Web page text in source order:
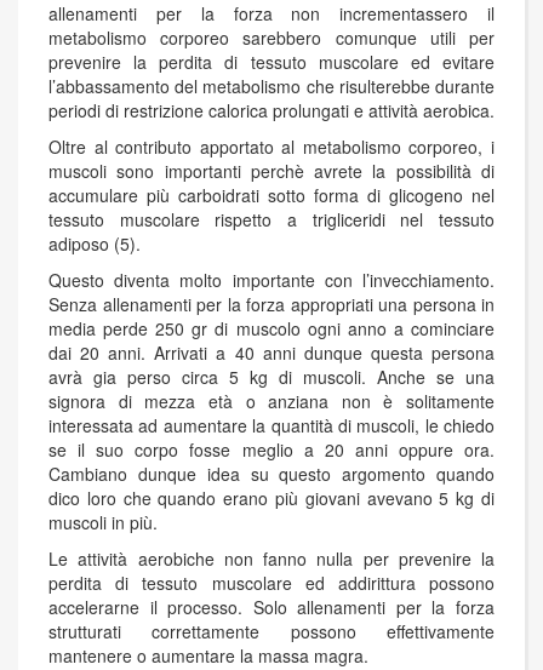
allenamenti per la forza non incrementassero il
metabolismo corporeo sarebbero comunque utili per
prevenire la perdita di tessuto muscolare ed evitare
l’abbassamento del metabolismo che risulterebbe durante
periodi di restrizione calorica prolungati e attività aerobica.
Oltre al contributo apportato al metabolismo corporeo, i
muscoli sono importanti perchè avrete la possibilità di
accumulare più carboidrati sotto forma di glicogeno nel
tessuto muscolare rispetto a trigliceridi nel tessuto
adiposo (5).
Questo diventa molto importante con l’invecchiamento.
Senza allenamenti per la forza appropriati una persona in
media perde 250 gr di muscolo ogni anno a cominciare
dai 20 anni. Arrivati a 40 anni dunque questa persona
avrà gia perso circa 5 kg di muscoli. Anche se una
signora di mezza età o anziana non è solitamente
interessata ad aumentare la quantità di muscoli, le chiedo
se il suo corpo fosse meglio a 20 anni oppure ora.
Cambiano dunque idea su questo argomento quando
dico loro che quando erano più giovani avevano 5 kg di
muscoli in più.
Le attività aerobiche non fanno nulla per prevenire la
perdita di tessuto muscolare ed addirittura possono
accelerarne il processo. Solo allenamenti per la forza
strutturati correttamente possono effettivamente
mantenere o aumentare la massa magra.